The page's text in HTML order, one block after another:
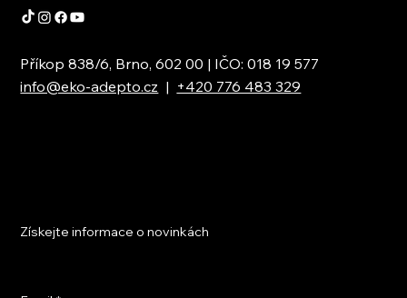
Příkop 838/6, Brno, 602 00 | IČO: 018 19 577
info@eko-adepto.cz | +420 776 483 329
Získejte informace o novinkách